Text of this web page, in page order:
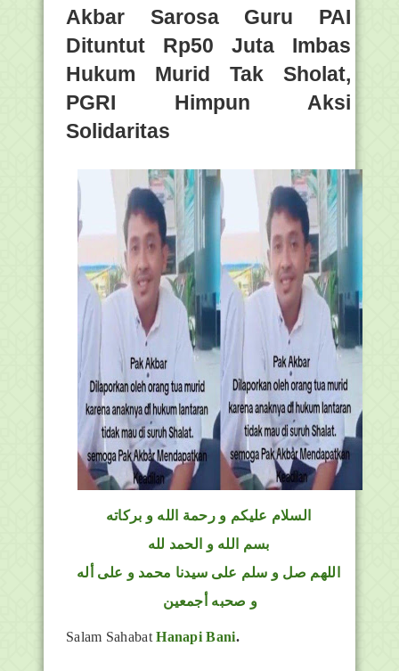
Akbar Sarosa Guru PAI
Dituntut Rp50 Juta Imbas
Hukum Murid Tak Sholat,
PGRI Himpun Aksi
Solidaritas
السلام عليكم و رحمة الله و بركاته
بسم الله و الحمد لله
اللهم صل و سلم على سيدنا محمد و على أله
و صحبه أجمعين
Salam SahabatHanapi Bani.